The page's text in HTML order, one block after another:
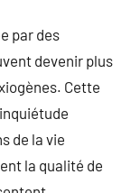
par des
devenir plus
Cette
de la vie
la qualité de